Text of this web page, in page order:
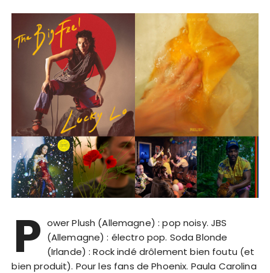
P ower Plush (Allemagne) : pop noisy. JBS
(Allemagne) : électro pop. Soda Blonde
(Irlande) : Rock indé drôlement bien foutu (et
bien produit). Pour les fans de Phoenix. Paula Carolina